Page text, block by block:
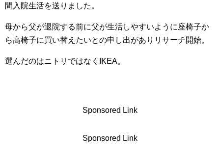
間入院生活を送りました。
母から父が退院する前に父が生活しやすいように座椅子か
ら高椅子に買い替えたいとの申し出がありリサーチ開始。
選んだのはニトリではなくIKEA。
Sponsored Link
Sponsored Link